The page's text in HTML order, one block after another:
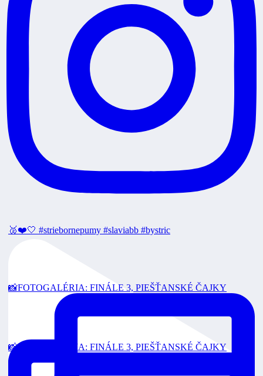
🥈❤️🤍 #striebornepumy #slaviabb #bystric
📸FOTOGALÉRIA: FINÁLE 3, PIEŠŤANSKÉ ČAJKY
📸FOTOGALÉRIA: FINÁLE 3, PIEŠŤANSKÉ ČAJKY